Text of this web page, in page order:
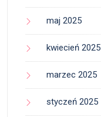
maj 2025
kwiecień 2025
marzec 2025
styczeń 2025